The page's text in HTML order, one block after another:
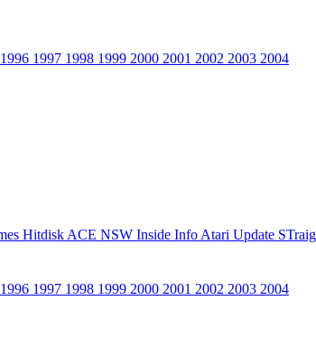
1996 1997 1998 1999 2000 2001 2002 2003 2004
Hitdisk ACE NSW Inside Info Atari Update
1996 1997 1998 1999 2000 2001 2002 2003 2004